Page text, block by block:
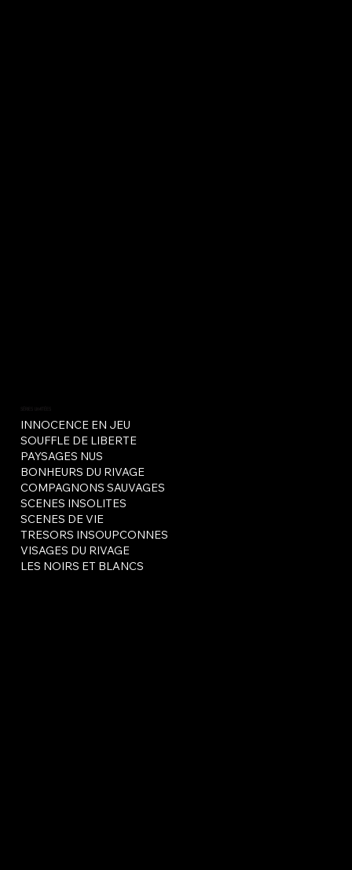
INNOCENCE EN JEU
SOUFFLE DE LIBERTE
PAYSAGES NUS
BONHEURS DU RIVAGE
COMPAGNONS SAUVAGES
SCENES INSOLITES
SCENES DE VIE
TRESORS INSOUPCONNES
VISAGES DU RIVAGE
LES NOIRS ET BLANCS